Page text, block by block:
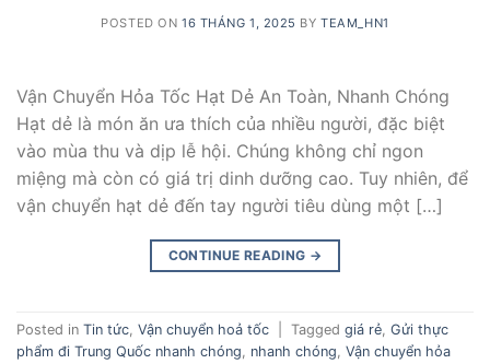
POSTED ON 16 THÁNG 1, 2025 BYTEAM_HN1
Vận Chuyển Hỏa Tốc Hạt Dẻ An Toàn, Nhanh Chóng
Hạt dẻ là món ăn ưa thích của nhiều người, đặc biệt
vào mùa thu và dịp lễ hội. Chúng không chỉ ngon
miệng mà còn có giá trị dinh dưỡng cao. Tuy nhiên, để
vận chuyển hạt dẻ đến tay người tiêu dùng một […]
CONTINUE READING →
Posted in Tin tức, Vận chuyển hoả tốc Tagged giá rẻ, Gửi thực
phẩm đi Trung Quốc nhanh chóng, nhanh chóng, Vận chuyển hỏa